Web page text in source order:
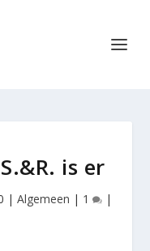
is er
| Algemeen | 1 |